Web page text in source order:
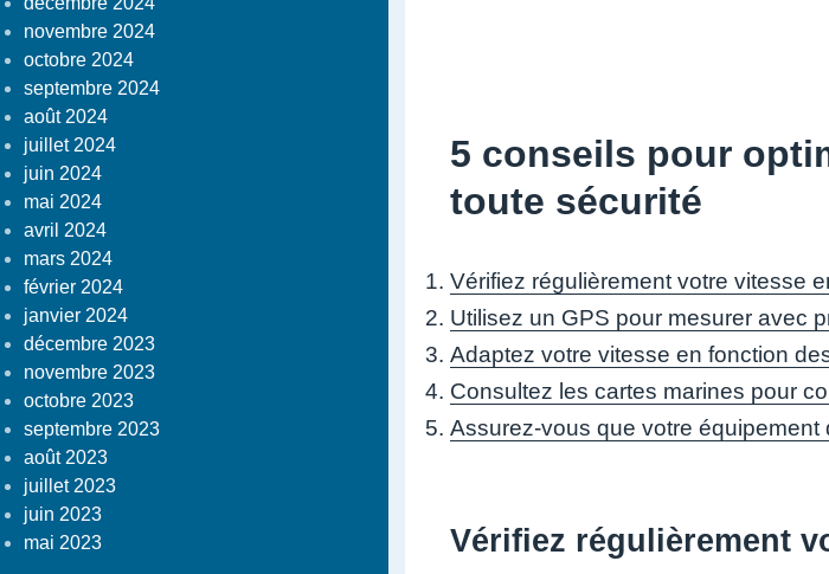
novembre 2024
octobre 2024
septembre 2024
août 2024
juillet 2024
juin 2024
mai 2024
avril 2024
mars 2024
février 2024
janvier 2024
décembre 2023
novembre 2023
octobre 2023
septembre 2023
août 2023
juillet 2023
juin 2023
mai 2023
5 conseils pour
toute sécurité
Vérifiez régulièrement votre vitesse
Utilisez un GPS pour mesurer avec
Adaptez votre vitesse en fonction
Consultez les cartes marines pour
Assurez-vous que votre
Vérifiez régulièrement